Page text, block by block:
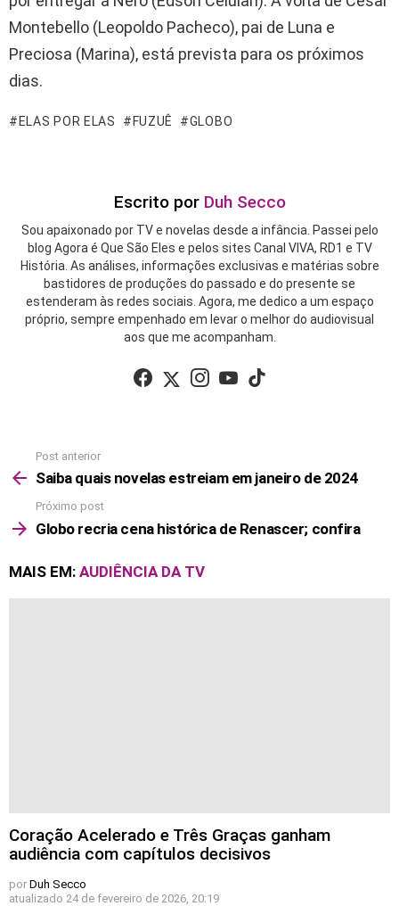
Montebello (Leopoldo Pacheco), pai de Luna e
Preciosa (Marina), está prevista para os próximos
dias.
ELAS POR ELAS FUZUÊ GLOBO
Escrito por Duh Secco
Sou apaixonado por TV e novelas desde a infância. Passei pelo
blog Agora é Que São Eles e pelos sites Canal VIVA, RD1 e TV
História. As análises, informações exclusivas e matérias sobre
bastidores de produções do passado e do presente se
estenderam às redes sociais. Agora, me dedico a um espaço
próprio, sempre empenhado em levar o melhor do audiovisual
aos que me acompanham.
more
Post anterior
Saiba quais novelas estreiam em janeiro de 2024
Próximo post
Globo recria cena histórica de Renascer; confira
MAIS EM: AUDIÊNCIA DA TV
Coração Acelerado e Três Graças ganham
audiência com capítulos decisivos
por Duh Secco
atualizado 24 de fevereiro de 2026, 20:19